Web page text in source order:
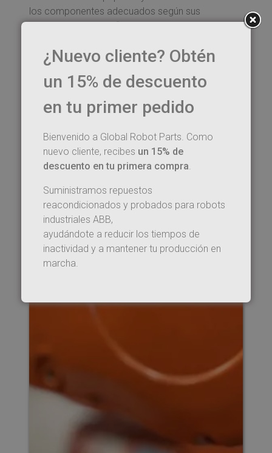
los componentes adecuados según sus
necesidades específicas.
Explore nuestro sitio web para descubrir cómo
nuestros repuestos y piezas de robots ABB de
primera calidad pueden optimizar sus procesos
Experimente la diferencia de Global Robot Parts:
unen para apoyar su crecimiento en el
competitivo mundo de la automatización
industrial.
¿Nuevo cliente? Obtén
un 15% de descuento
en tu primer pedido
Bienvenido a Global Robot Parts. Como
nuevo cliente, recibes un 15% de
descuento en tu primera compra.
Suministramos repuestos
reacondicionados y probados para robots
industriales ABB,
ayudándote a reducir los tiempos de
inactividad y a mantener tu producción en
marcha.